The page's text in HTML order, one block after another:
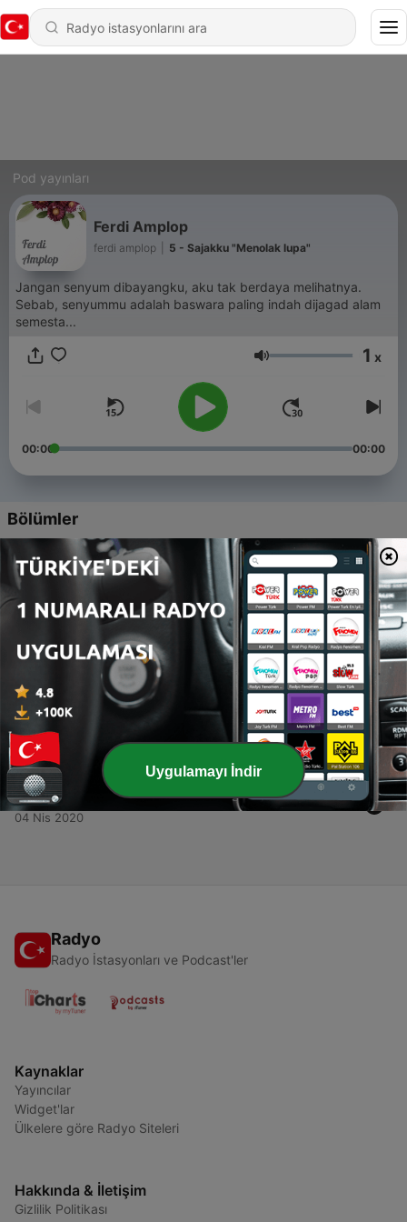
Pod yayınları
Ferdi Amplop
ferdi amplop 5 - Sajakku "Menolak lupa"
Jangan senyum dibayangku, aku tak berdaya melihatnya.
Sebab, senyummu adalah baswara paling indah dijagad alam
semesta...
Ses 1 x
00:00 00:00
Bölümler
5 - Sajakku "Menolak lupa"
28 Haz 2021
4 Sajakku - "mawarmu"
28 Haz 2021
Sajakku - "Sosokmu"
20 Nis 2020
2 - Sajakku - "Aku tidak menyesal"
19 Nis 2020
1 - Ferdi Amplop (Trailer)
04 Nis 2020
Radyo
Radyo İstasyonları ve Podcast'ler
Kaynaklar
Yayıncılar
Widget'lar
Ülkelere göre Radyo Siteleri
Hakkında & İletişim
Gizlilik Politikası
Uygulamayı İndir